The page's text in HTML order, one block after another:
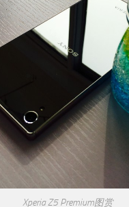
Xperia Z5 Premium图赏